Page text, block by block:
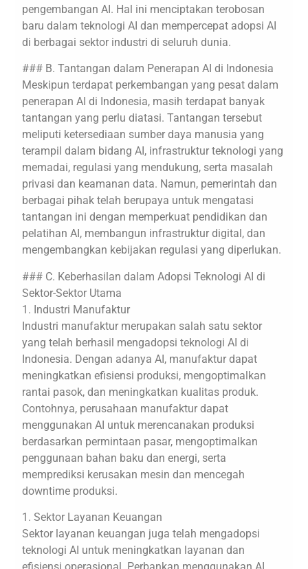
pengembangan AI. Hal ini menciptakan terobosan
baru dalam teknologi AI dan mempercepat adopsi AI
di berbagai sektor industri di seluruh dunia.
### B. Tantangan dalam Penerapan AI di Indonesia
Meskipun terdapat perkembangan yang pesat dalam
penerapan AI di Indonesia, masih terdapat banyak
tantangan yang perlu diatasi. Tantangan tersebut
meliputi ketersediaan sumber daya manusia yang
terampil dalam bidang AI, infrastruktur teknologi yang
memadai, regulasi yang mendukung, serta masalah
privasi dan keamanan data. Namun, pemerintah dan
berbagai pihak telah berupaya untuk mengatasi
tantangan ini dengan memperkuat pendidikan dan
pelatihan AI, membangun infrastruktur digital, dan
mengembangkan kebijakan regulasi yang diperlukan.
### C. Keberhasilan dalam Adopsi Teknologi AI di
Sektor-Sektor Utama
1. Industri Manufaktur
Industri manufaktur merupakan salah satu sektor
yang telah berhasil mengadopsi teknologi AI di
Indonesia. Dengan adanya AI, manufaktur dapat
meningkatkan efisiensi produksi, mengoptimalkan
rantai pasok, dan meningkatkan kualitas produk.
Contohnya, perusahaan manufaktur dapat
menggunakan AI untuk merencanakan produksi
berdasarkan permintaan pasar, mengoptimalkan
penggunaan bahan baku dan energi, serta
memprediksi kerusakan mesin dan mencegah
downtime produksi.
1. Sektor Layanan Keuangan
Sektor layanan keuangan juga telah mengadopsi
teknologi AI untuk meningkatkan layanan dan